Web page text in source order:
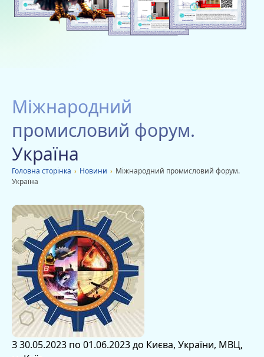
Благодійність
Оголошення
Міжнародний
промисловий форум.
Україна
Головна сторiнка › Новини › Міжнародний промисловий форум.
Україна
З 30.05.2023 по 01.06.2023 до Києва, України, МВЦ,